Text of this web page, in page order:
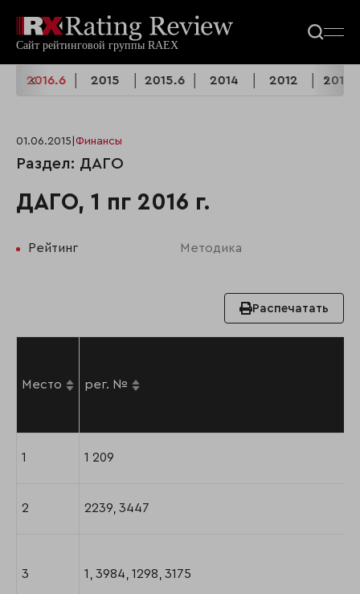
2016.6 2015 2015.6 2014 2012
01.06.2015 Финансы
Раздел: ДАГО
ДАГО, 1 пг 2016 г.
Рейтинг Методика
Распечатать
Место рег. №
1 1 209
2 2239, 3447
3 1, 3984, 1298, 3175